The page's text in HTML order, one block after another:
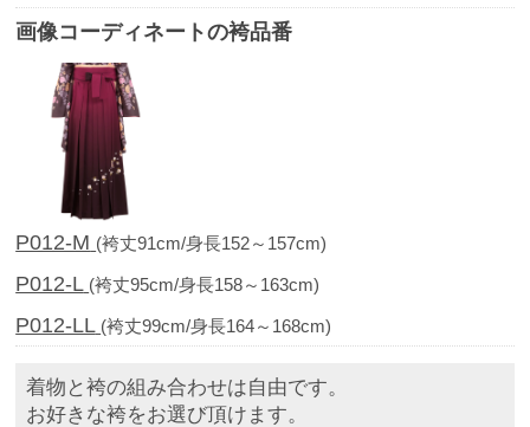
画像コーディネートの袴品番
P012-M (袴丈91cm/身長152～157cm)
P012-L (袴丈95cm/身長158～163cm)
P012-LL (袴丈99cm/身長164～168cm)
着物と袴の組み合わせは自由です。
お好きな袴をお選び頂けます。